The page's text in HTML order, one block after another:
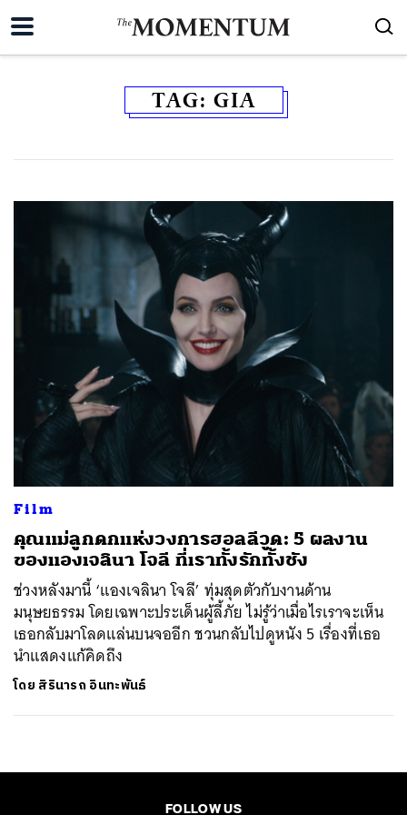
TAG: GIA
Film
คุณแม่ลูกดกแห่งวงการฮอลลีวูด: 5 ผลงาน
ของแองเจลินา โจลี ที่เราทั้งรักทั้งชัง
ช่วงหลังมานี้ ‘แองเจลินา โจลี’ ทุ่มสุดตัวกับงานด้าน
มนุษยธรรม โดยเฉพาะประเด็นผู้ลี้ภัย ไม่รู้ว่าเมื่อไรเราจะเห็น
เธอกลับมาโลดแล่นบนจออีก ชวนกลับไปดูหนัง 5 เรื่องที่เธอ
นำแสดงแก้คิดถึง
โดย สิรินารถ อินทะพันธ์
FOLLOW US
ค้นหา
SHARE TWEET LINE